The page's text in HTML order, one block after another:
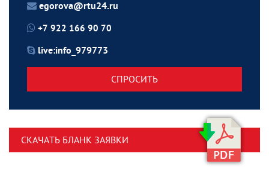
egorova@rtu24.ru
+7 922 166 90 70
live:info_979773
СПРОСИТЬ
СКАЧАТЬ БЛАНК ЗАЯВКИ